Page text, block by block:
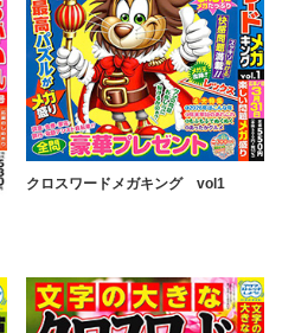
クロスワードメガキング vol1